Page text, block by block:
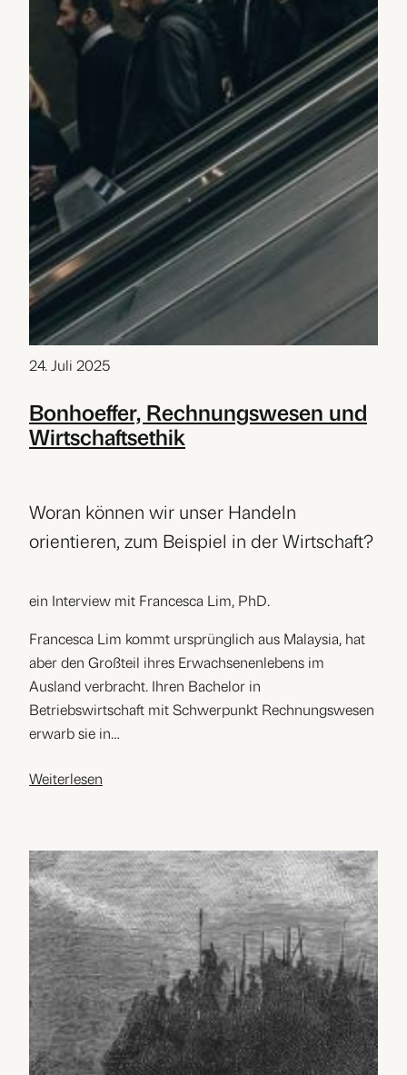
24. Juli 2025
Bonhoeffer, Rechnungswesen und
Wirtschaftsethik
Woran können wir unser Handeln
orientieren, zum Beispiel in der Wirtschaft?
ein Interview mit Francesca Lim, PhD.
Francesca Lim kommt ursprünglich aus Malaysia, hat
aber den Großteil ihres Erwachsenenlebens im
Ausland verbracht. Ihren Bachelor in
Betriebswirtschaft mit Schwerpunkt Rechnungswesen
erwarb sie in…
Weiterlesen